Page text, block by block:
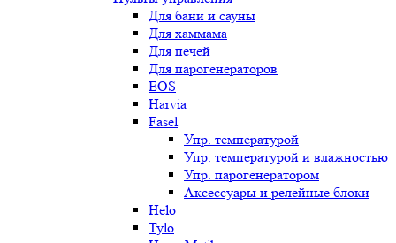
Для бани и сауны
Для хаммама
Для печей
Для парогенераторов
EOS
Harvia
Fasel
Упр. температурой
Упр. температурой и влажностью
Упр. парогенератором
Аксессуары и релейные блоки
Helo
Tylo